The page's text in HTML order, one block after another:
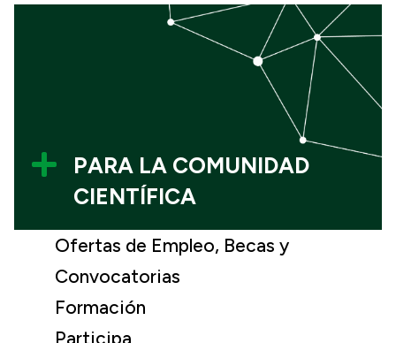

PARA LA COMUNIDAD
CIENTÍFICA
Ofertas de Empleo, Becas y
Convocatorias
Formación
Participa